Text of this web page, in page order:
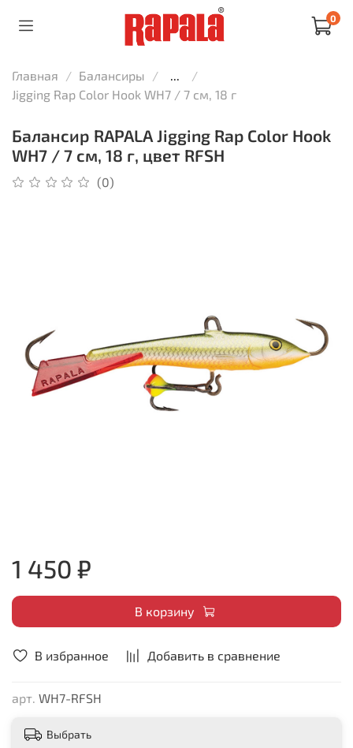
0
Главная Балансиры
...
Jigging Rap Color Hook WH7 / 7 см, 18 г
Балансир RAPALA Jigging Rap Color Hook
WH7 / 7 см, 18 г, цвет RFSH
(0)
В избранное Добавить в сравнение
арт. WH7-RFSH
1 450 ₽
В корзину
Выбрать